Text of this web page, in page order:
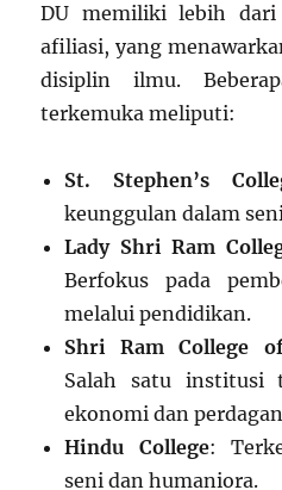
DU memiliki lebih
afiliasi, yang
disiplin ilmu.
terkemuka meliputi:
St. Stephen’s
keunggulan dalam
Lady Shri Ram
Berfokus pada
melalui pendidikan.
Shri Ram College
Salah satu institusi
ekonomi dan
Hindu College:
seni dan humaniora.